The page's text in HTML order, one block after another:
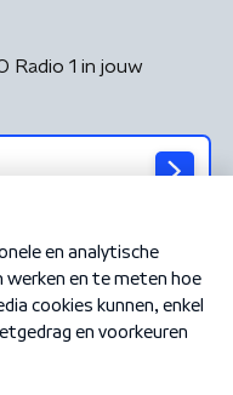
Radio 1 in jouw